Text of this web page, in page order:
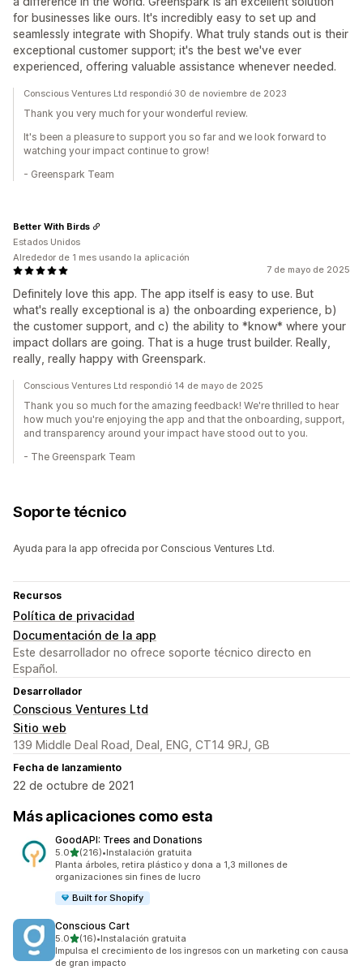
for businesses like ours. It's incredibly easy to set up and
seamlessly integrate with Shopify. What truly stands out is their
exceptional customer support; it's the best we've ever
experienced, offering valuable assistance whenever needed.
Conscious Ventures Ltd respondió 30 de noviembre de 2023
Thank you very much for your wonderful review.
It's been a pleasure to support you so far and we look forward to
watching your impact continue to grow!
- Greenspark Team
7 de mayo de 2025
Definitely love this app. The app itself is easy to use. But
what's really exceptional is a) the onboarding experience, b)
the customer support, and c) the ability to *know* where your
impact dollars are going. That is a huge trust builder. Really,
really, really happy with Greenspark.
Better With Birds
Estados Unidos
Alrededor de 1 mes usando la aplicación
Conscious Ventures Ltd respondió 14 de mayo de 2025
Thank you so much for the amazing feedback! We're thrilled to hear
how much you're enjoying the app and that the onboarding, support,
and transparency around your impact have stood out to you.
- The Greenspark Team
Soporte técnico
Ayuda para la app ofrecida por Conscious Ventures Ltd.
Recursos
Política de privacidad
Documentación de la app
Este desarrollador no ofrece soporte técnico directo en
Español.
Desarrollador
Conscious Ventures Ltd
Sitio web
139 Middle Deal Road, Deal, ENG, CT14 9RJ, GB
Fecha de lanzamiento
22 de octubre de 2021
Más aplicaciones como esta
GoodAPI: Trees and Donations
5.0de 5 estrellas
(216)
216 reseñas en total
•Instalación gratuita
Planta árboles, retira plástico y dona a 1,3 millones de
organizaciones sin fines de lucro
Built for Shopify
Conscious Cart
5.0de 5 estrellas
(16)
16 reseñas en total
•Instalación gratuita
Impulsa el crecimiento de los ingresos con un marketing con causa
de gran impacto